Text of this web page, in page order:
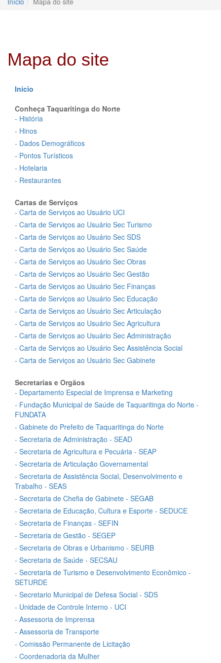
Mapa do site
Início
Conheça Taquaritinga do Norte
- História
- Hinos
- Dados Demográficos
- Pontos Turísticos
- Hotelaria
- Restaurantes
Cartas de Serviços
- Carta de Serviços ao Usuário UCI
- Carta de Serviços ao Usuário Sec Turismo
- Carta de Serviços ao Usuário Sec SDS
- Carta de Serviços ao Usuário Sec Saúde
- Carta de Serviços ao Usuário Sec Obras
- Carta de Serviços ao Usuário Sec Gestão
- Carta de Serviços ao Usuário Sec Finanças
- Carta de Serviços ao Usuário Sec Educação
- Carta de Serviços ao Usuário Sec Articulação
- Carta de Serviços ao Usuário Sec Agricultura
- Carta de Serviços ao Usuário Sec Administração
- Carta de Serviços ao Usuário Sec Assistência Social
- Carta de Serviços ao Usuário Sec Gabinete
Secretarias e Orgãos
- Departamento Especial de Imprensa e Marketing
- Fundação Municipal de Saúde de Taquaritinga do Norte -
FUNDATA
- Gabinete do Prefeito de Taquaritinga do Norte
- Secretaria de Administração - SEAD
- Secretaria de Agricultura e Pecuária - SEAP
- Secretaria de Articulação Governamental
- Secretaria de Assistência Social, Desenvolvimento e
Trabalho - SEAS
- Secretaria de Chefia de Gabinete - SEGAB
- Secretaria de Educação, Cultura e Esporte - SEDUCE
- Secretaria de Finanças - SEFIN
- Secretaria de Gestão - SEGEP
- Secretaria de Obras e Urbanismo - SEURB
- Secretaria de Saúde - SECSAU
- Secretaria de Turismo e Desenvolvimento Econômico -
SETURDE
- Secretario Municipal de Defesa Social - SDS
- Unidade de Controle Interno - UCI
- Assessoria de Imprensa
- Assessoria de Transporte
- Comissão Permanente de Licitação
- Coordenadoria da Mulher